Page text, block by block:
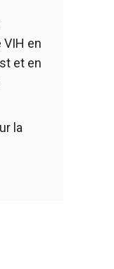
VIH en
et en
la